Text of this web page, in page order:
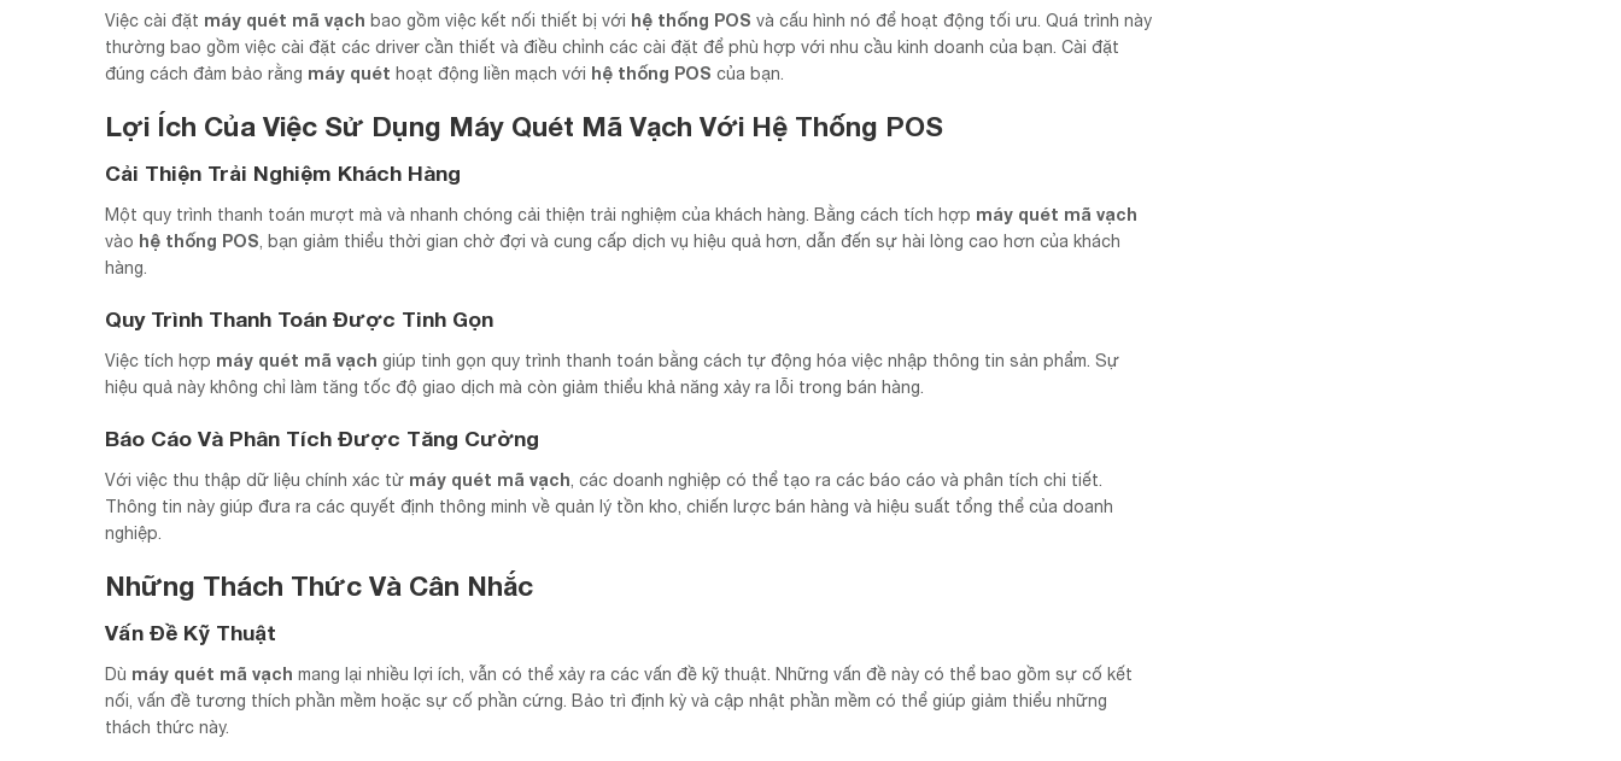
Việc cài đặt máy quét mã vạch bao gồm việc kết nối thiết bị với hệ thống POS và cấu hình nó để hoạt động tối ưu. Quá trình này
thường bao gồm việc cài đặt các driver cần thiết và điều chỉnh các cài đặt để phù hợp với nhu cầu kinh doanh của bạn. Cài đặt
đúng cách đảm bảo rằng máy quét hoạt động liền mạch với hệ thống POS của bạn.
Lợi Ích Của Việc Sử Dụng Máy Quét Mã Vạch Với Hệ Thống POS
Cải Thiện Trải Nghiệm Khách Hàng
Một quy trình thanh toán mượt mà và nhanh chóng cải thiện trải nghiệm của khách hàng. Bằng cách tích hợp máy quét mã vạch
vào hệ thống POS , bạn giảm thiểu thời gian chờ đợi và cung cấp dịch vụ hiệu quả hơn, dẫn đến sự hài lòng cao hơn của khách
hàng.
Quy Trình Thanh Toán Được Tinh Gọn
Việc tích hợp máy quét mã vạch giúp tinh gọn quy trình thanh toán bằng cách tự động hóa việc nhập thông tin sản phẩm. Sự
hiệu quả này không chỉ làm tăng tốc độ giao dịch mà còn giảm thiểu khả năng xảy ra lỗi trong bán hàng.
Báo Cáo Và Phân Tích Được Tăng Cường
Với việc thu thập dữ liệu chính xác từ máy quét mã vạch , các doanh nghiệp có thể tạo ra các báo cáo và phân tích chi tiết.
Thông tin này giúp đưa ra các quyết định thông minh về quản lý tồn kho, chiến lược bán hàng và hiệu suất tổng thể của doanh
nghiệp.
Những Thách Thức Và Cân Nhắc
Vấn Đề Kỹ Thuật
Dù máy quét mã vạch mang lại nhiều lợi ích, vẫn có thể xảy ra các vấn đề kỹ thuật. Những vấn đề này có thể bao gồm sự cố kết
nối, vấn đề tương thích phần mềm hoặc sự cố phần cứng. Bảo trì định kỳ và cập nhật phần mềm có thể giúp giảm thiểu những
thách thức này.